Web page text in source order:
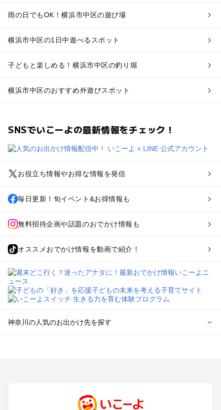
雨の日でもOK！横浜市中区の遊び場
横浜市中区の1日中遊べるスポット
子どもと楽しめる！横浜市中区の釣り堀
横浜市中区のおすすめ外遊びスポット
SNSでいこーよの最新情報をチェック！
お役立ち情報やお得な情報を発信
毎日更新！旬イベント&お得情報も
無料招待企画や話題のおでかけ情報も
オススメおでかけ情報を動画で紹介！
神奈川の人気のお出かけ先を探す
小田原・熱海・湯河原・真鶴のプールお出かけ